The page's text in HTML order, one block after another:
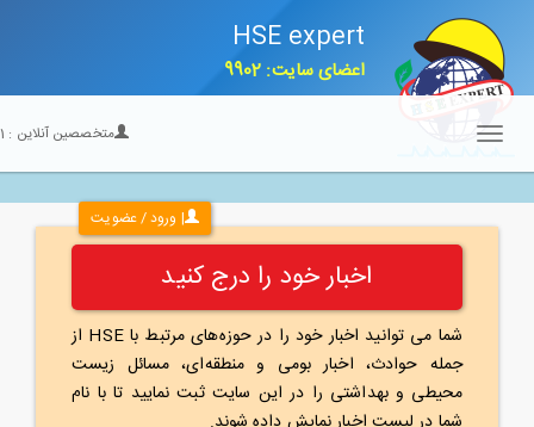
HSE expert
اعضای سایت: 9902
| ورود / عضویت
متخصصین آنلاین :21
Toggle
navigation
اخبار خود را درج کنید
شما می توانید اخبار خود را در حوزه‌های مرتبط با HSE از
جمله حوادث، اخبار بومی و منطقه‌ای، مسائل زیست
محیطی و بهداشتی را در این سایت ثبت نمایید تا با نام